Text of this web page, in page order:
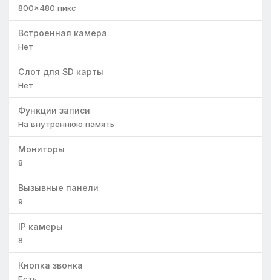
800×480 пикс
Встроенная камера
Нет
Слот для SD карты
Нет
Функции записи
На внутреннюю память
Мониторы
8
Вызывные панели
9
IP камеры
8
Кнопка звонка